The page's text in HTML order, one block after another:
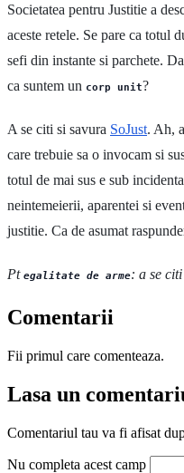
Societatea pentru Justitie a
aceste retele. Se pare ca totul
sefi din instante si parchete.
ca suntem un corp unit?
A se citi si savura SoJust. Ah,
care trebuie sa o invocam si
totul de mai sus e sub
neintemeierii, aparentei si
justitie. Ca de asumat
Pt egalitate de arme: a se
Comentarii
Fii primul care comenteaza.
Lasa un
Comentariul tau va fi afisat
Nu completa acest camp